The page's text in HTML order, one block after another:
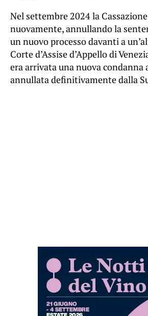
Nel settembre 2024 la
nuovamente, annullando la
un nuovo processo davanti a
Corte d’Assise d’Appello di
era arrivata una nuova condanna
annullata definitivamente dalla